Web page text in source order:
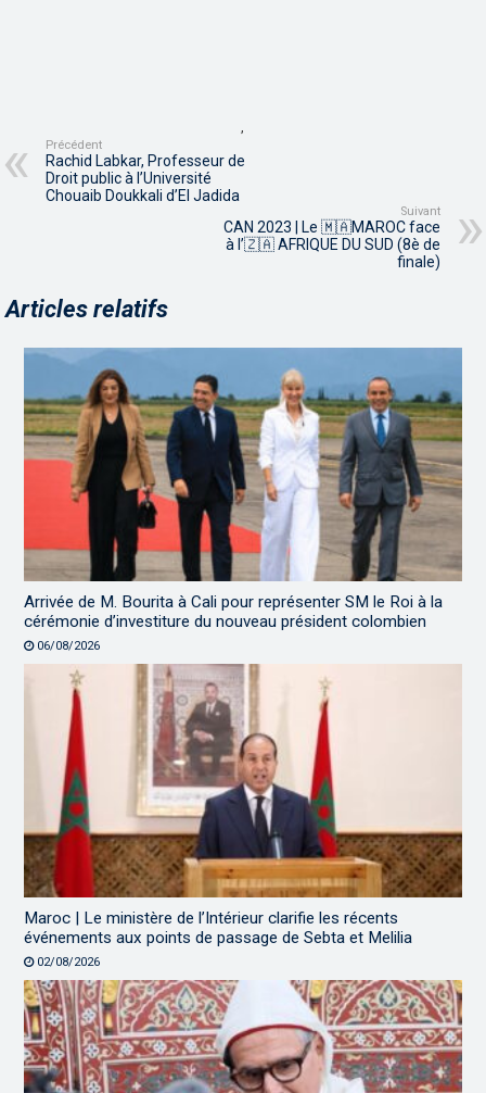
,
Précédent
Rachid Labkar, Professeur de
Droit public à l’Université
Chouaib Doukkali d’El Jadida
Suivant
CAN 2023 | Le 🇲🇦MAROC face
à l’🇿🇦 AFRIQUE DU SUD (8è de
finale)
Articles relatifs
Arrivée de M. Bourita à Cali pour représenter SM le Roi à la
cérémonie d’investiture du nouveau président colombien
06/08/2026
Maroc | Le ministère de l’Intérieur clarifie les récents
événements aux points de passage de Sebta et Melilia
02/08/2026